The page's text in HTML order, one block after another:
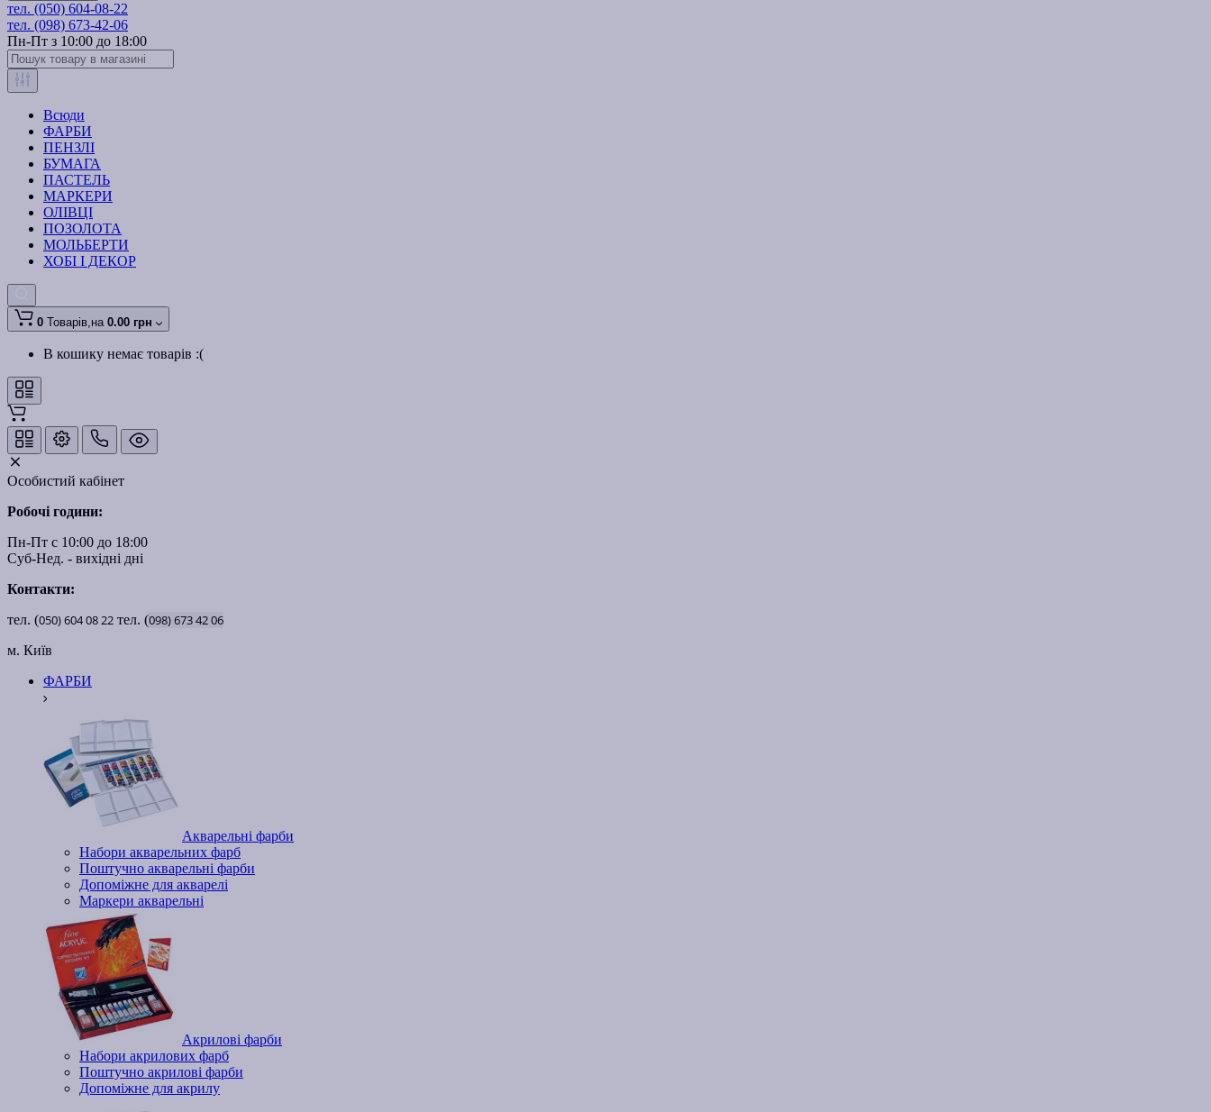
тел. (050) 604-08-22
тел. (098) 673-42-06
Пн-Пт з 10:00 до 18:00
Всюди
ФАРБИ
ПЕНЗЛІ
БУМАГА
ПАСТЕЛЬ
МАРКЕРИ
ОЛІВЦІ
ПОЗОЛОТА
МОЛЬБЕРТИ
ХОБІ І ДЕКОР
0 Товарів,на 0.00 грн
В кошику немає товарів :(
Особистий кабінет
Робочі години:
Пн-Пт с 10:00 до 18:00
Суб-Нед. - вихідні дні
Контакти:
тел. (050)6040822 тел. (098)6734206
м. Київ
ФАРБИ
Акварельні фарби
Набори акварельних фарб
Поштучно акварельні фарби
Допоміжне для акварелі
Маркери акварельні
Акрилові фарби
Набори акрилових фарб
Поштучно акрилові фарби
Допоміжне для акрилу